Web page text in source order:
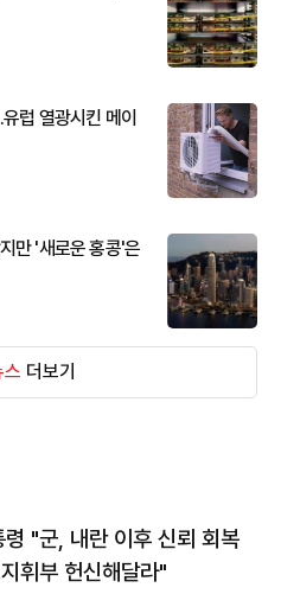
럽 열광시킨 메이
만 '새로운 홍콩'은
스 더보기
"군, 내란 이후 신뢰 회복
휘부 헌신해달라"